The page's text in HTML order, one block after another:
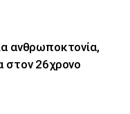
ανθρωποκτονία,
στον 26χρονο